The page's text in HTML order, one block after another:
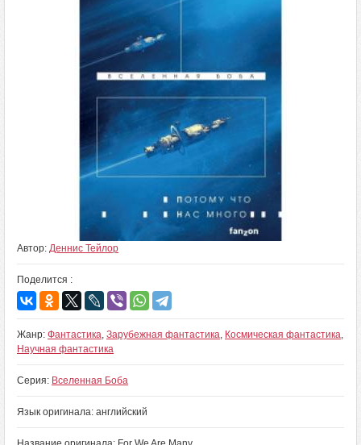
Автор: Деннис Тейлор
Поделится :
Жанр: Фантастика, Зарубежная фантастика, Космическая фантастика,
Научная фантастика
Серия: Вселенная Боба
Язык оригинала: английский